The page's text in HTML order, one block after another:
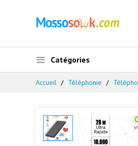
Catégories
Accueil Téléphonie